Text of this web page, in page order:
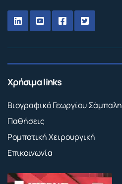
Χρήσιμα links
Βιογραφικό Γεωργίου Σάμπαλη
Παθήσεις
Ρομποτική Χειρουργική
Επικοινωνία